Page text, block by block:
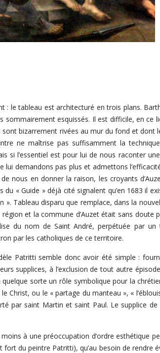
: le tableau est architecturé en trois plans.
sommairement esquissés. Il est difficile, en
bizarrement rivées au mur du fond et
ne maîtrise pas suffisamment la
si l’essentiel est pour lui de nous raconter une
lui demandons pas plus et admettons
nous en donner la raison, les croyants
« Guide » déjà cité signalent qu’en 1683 il
». Tableau disparu que remplace, dans la
et la commune d’Auzet était sans doute
du nom de Saint André, perpétuée par
par les catholiques de ce territoire.
Patritti semble donc avoir été simple :
supplices, à l’exclusion de tout autre
sorte un rôle symbolique pour la
Christ, ou le « partage du manteau », «
par saint Martin et saint Paul. Le supplice
à une préoccupation d’ordre esthétique
fort du peintre Patritti), qu’au besoin de